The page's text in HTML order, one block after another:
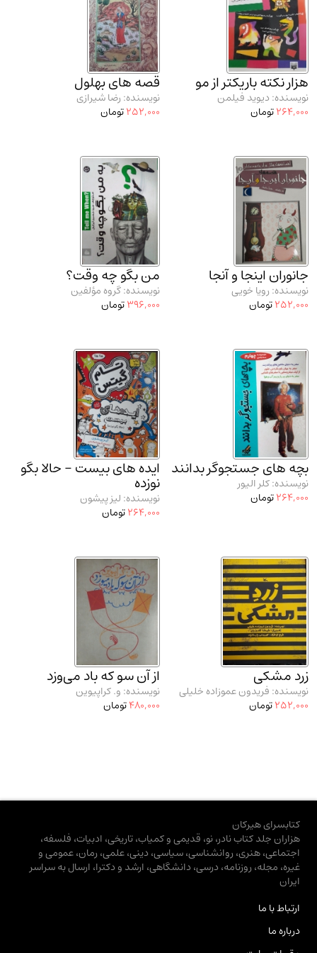
مدرسان شریف و انتشارت ارشد کتاب‌های..(2)
دانشگاه پیامـ نور
هزار نکته باریکتر از مو
نویسنده: دیوید فیلمن
264,000تومان
قصه های بهلول
نویسنده: رضا شیرازی
252,000تومان
جانوران اینجا و آنجا
نویسنده: رویا خویی
252,000تومان
من بگو چه وقت؟
نویسنده: گروه مؤلفین
396,000تومان
بچه‌ های جستجوگر بدانند
نویسنده: کلر الیور
264,000تومان
ایده‌ های بیست - حالا بگو
نوزده
نویسنده: لیز پیشون
264,000تومان
زرد مشکی
نویسنده: فریدون عموزاده خلیلی
252,000تومان
از آن سو که باد می‌وزد
نویسنده: و. کراپیوین
480,000تومان
کتابسرای هیرکان
هزاران جلد کتاب نادر، نو، قدیمی و کمیاب، تاریخی، ادبیات، فلسفه،
اجتماعی، هنری، روانشناسی، سیاسی، دینی، علمی، رمان، عمومی و
غیره، مجله، روزنامه، درسی، دانشگاهی، ارشد و دکترا، ارسال به سراسر
ایران
ارتباط با ما
درباره ما